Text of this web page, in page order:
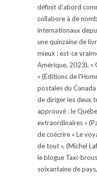
définit d’abord
collabore à de
internationaux
une quinzaine de
mieux : est-ce
Amérique, 2023), «
» (Éditions de
postales du
de diriger les deux
approuvé : le
extraordinaires »
de coécrire « Le
de tout », (Michel
le blogue Taxi-
soixantaine de